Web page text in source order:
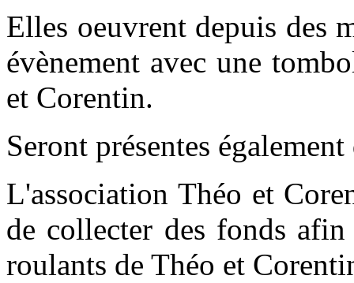
Elles oeuvrent depuis des
évènement avec une
et Corentin.
Seront présentes
L'association Théo et
de collecter des fonds
roulants de Théo et